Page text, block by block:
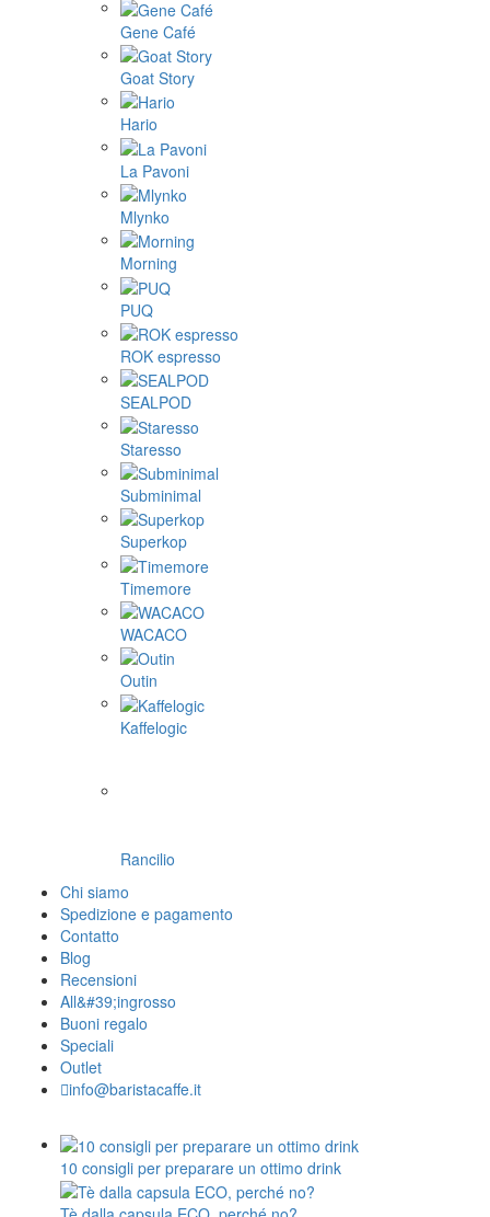
Gene Café
Goat Story
Hario
La Pavoni
Mlynko
Morning
PUQ
ROK espresso
SEALPOD
Staresso
Subminimal
Superkop
Timemore
WACACO
Outin
Kaffelogic
Rancilio
Chi siamo
Spedizione e pagamento
Contatto
Blog
Recensioni
All&#39;ingrosso
Buoni regalo
Speciali
Outlet
info@baristacaffe.it
10 consigli per preparare un ottimo drink